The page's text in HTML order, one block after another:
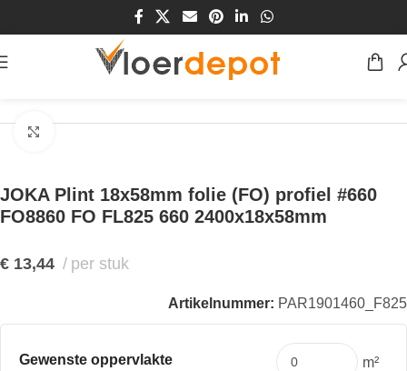
JOKA Plint 18x58mm folie (FO) profiel #660
FO8860 FO FL825 660 2400x18x58mm
€ 13,44 per stuk
Artikelnummer: PAR1901460_F825
Gewenste oppervlakte m²